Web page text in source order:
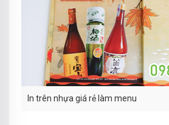
In trên nhựa giá rẻ làm menu